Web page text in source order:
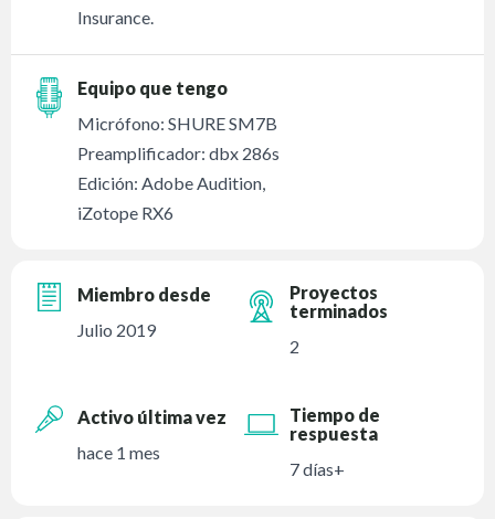
Insurance.
Equipo que tengo
Micrófono: SHURE SM7B
Preamplificador: dbx 286s
Edición: Adobe Audition,
iZotope RX6
Miembro desde
Julio 2019
Proyectos
terminados
2
Activo última vez
hace 1 mes
Tiempo de
respuesta
7 días+